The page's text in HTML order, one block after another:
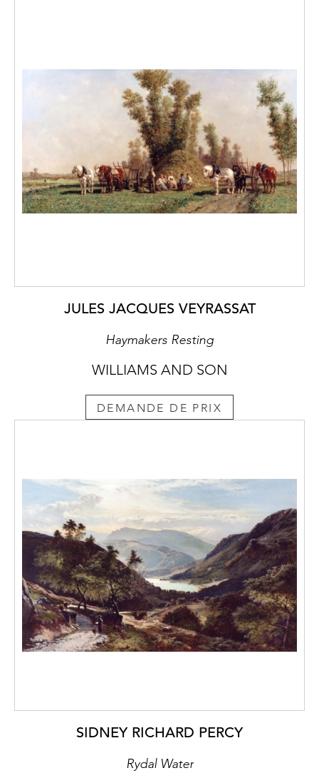
JULES JACQUES VEYRASSAT
Haymakers Resting
WILLIAMS AND SON
DEMANDE DE PRIX
SIDNEY RICHARD PERCY
Rydal Water